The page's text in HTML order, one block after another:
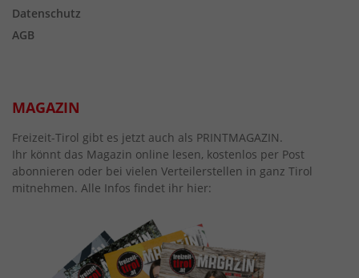
Datenschutz
AGB
MAGAZIN
Freizeit-Tirol gibt es jetzt auch als PRINTMAGAZIN.
Ihr könnt das Magazin online lesen, kostenlos per Post
abonnieren oder bei vielen Verteilerstellen in ganz Tirol
mitnehmen. Alle Infos findet ihr hier: